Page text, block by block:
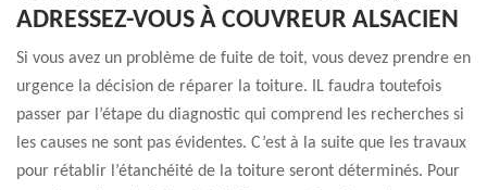
ADRESSEZ-VOUS À COUVREUR ALSACIEN
Si vous avez un problème de fuite de toit, vous devez prendre en
urgence la décision de réparer la toiture. IL faudra toutefois
passer par l’étape du diagnostic qui comprend les recherches si
les causes ne sont pas évidentes. C’est à la suite que les travaux
pour rétablir l’étanchéité de la toiture seront déterminés. Pour